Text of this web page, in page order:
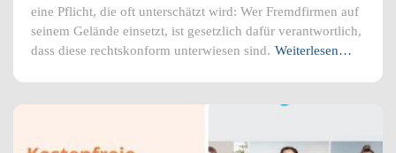
eine Pflicht, die oft unterschätzt wird: Wer Fremdfirmen auf
seinem Gelände einsetzt, ist gesetzlich dafür verantwortlich,
dass diese rechtskonform unterwiesen sind. Weiterlesen…